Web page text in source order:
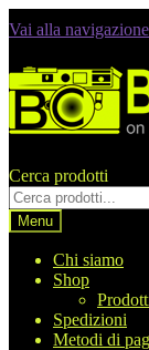
Vai alla navigazione
Cerca prodotti
Menu
Chi siamo
Shop
Spedizioni
Metodi di